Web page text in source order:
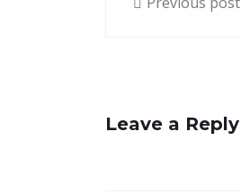
Leave a Reply